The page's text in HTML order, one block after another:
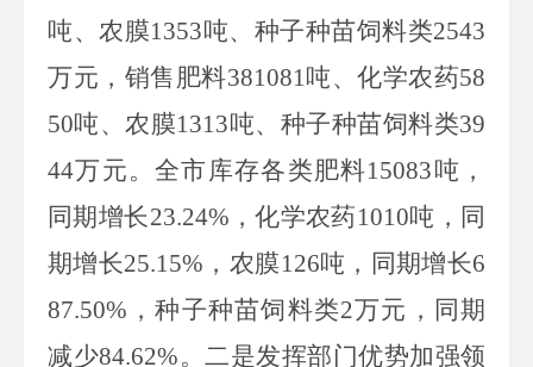
吨、农膜1353吨、种子种苗饲料类2543
万元，销售肥料381081吨、化学农药58
50吨、农膜1313吨、种子种苗饲料类39
44万元。全市库存各类肥料15083吨，
同期增长23.24% ，化学农药1010吨，同
期增长25.15% ，农膜126吨，同期增长6
87.50% ，种子种苗饲料类2万元，同期
减少84.62%。二是发挥部门优势加强领